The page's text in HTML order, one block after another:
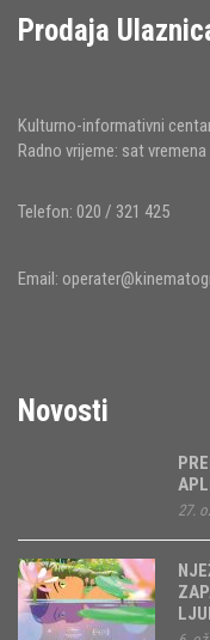
Prodaja
Kulturno-informativni
Radno vrijeme: sat
Telefon: 020 / 321 425
Email:
Novosti
27.